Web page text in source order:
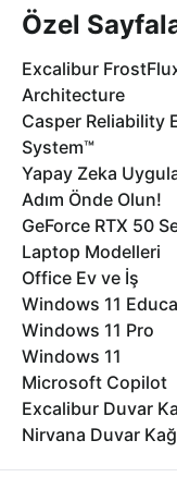
Özel
Excalibur
Architecture
Casper Reliability
System™
Yapay Zeka
Adım Önde Olun!
GeForce RTX 50
Laptop Modelleri
Office Ev ve İş
Windows 11
Windows 11 Pro
Windows 11
Microsoft Copilot
Excalibur Duvar
Nirvana Duvar